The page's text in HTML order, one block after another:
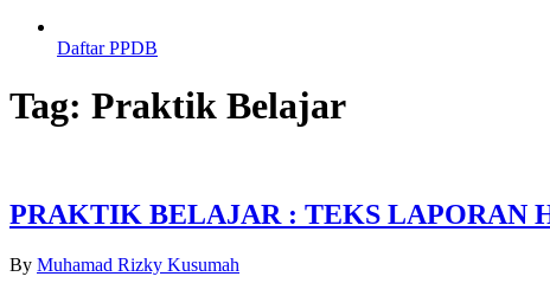
Daftar PPDB
Tag: Praktik Belajar
PRAKTIK BELAJAR : TEKS LAPORAN
By Muhamad Rizky Kusumah